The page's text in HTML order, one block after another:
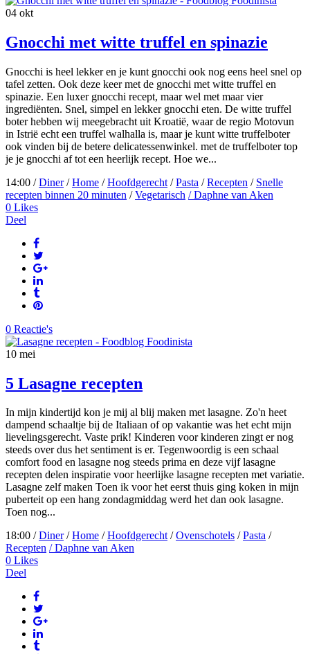
04 okt
Gnocchi met witte truffel en spinazie
Gnocchi is heel lekker en je kunt gnocchi ook nog eens heel snel op
tafel zetten. Ook deze keer met de gnocchi met witte truffel en
spinazie. Een luxer gnocchi recept, maar wel met maar vier
ingrediënten. Snel, simpel en lekker gnocchi eten. De witte truffel
boter hebben wij meegebracht uit Kroatië, waar de regio Motovun
in Istrië echt een truffel walhalla is, maar je kunt witte truffelboter
ook vinden bij de betere delicatessenwinkel. met de truffelboter top
je je gnocchi af tot een heerlijk recept. Hoe we...
14:00 /Diner/Home /Hoofdgerecht /Pasta /Recepten / Snelle
recepten binnen 20 minuten /Vegetarisch / Daphne van Aken
0 Likes
Deel
0 Reactie's
10 mei
5 Lasagne recepten
In mijn kindertijd kon je mij al blij maken met lasagne. Zo'n heet
dampend schaaltje bij de Italiaan of op vakantie was het echt mijn
lievelingsgerecht. Vaste prik! Kinderen voor kinderen zingt er nog
steeds over dus het sentiment is er. Tegenwoordig is een schaal
comfort food en lasagne nog steeds prima en deze vijf lasagne
recepten delen inspiratie voor heerlijke lasagne recepten met variatie.
Lasagne zelf maken Toen ik voor het eerst thuis ging koken in mijn
puberteit op een hang zondagmiddag werd het dan ook lasagne.
Toen nog...
18:00 /Diner/Home /Hoofdgerecht/Ovenschotels /Pasta /
Recepten / Daphne van Aken
0 Likes
Deel